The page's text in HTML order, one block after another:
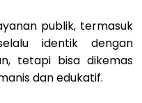
publik, termasuk
identik dengan
tetapi bisa dikemas
dan edukatif.